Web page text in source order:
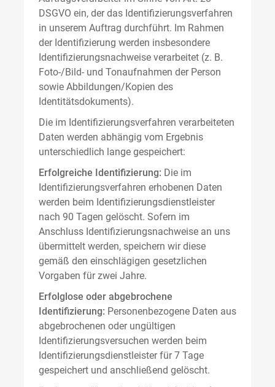
DSGVO ein, der das Identifizierungsverfahren
in unserem Auftrag durchführt. Im Rahmen
der Identifizierung werden insbesondere
Identifizierungsnachweise verarbeitet (z. B.
Foto-/Bild- und Tonaufnahmen der Person
sowie Abbildungen/Kopien des
Identitätsdokuments).
Die im Identifizierungsverfahren verarbeiteten
Daten werden abhängig vom Ergebnis
unterschiedlich lange gespeichert:
Erfolgreiche Identifizierung: Die im
Identifizierungsverfahren erhobenen Daten
werden beim Identifizierungsdienstleister
nach 90 Tagen gelöscht. Sofern im
Anschluss Identifizierungsnachweise an uns
übermittelt werden, speichern wir diese
gemäß den einschlägigen gesetzlichen
Vorgaben für zwei Jahre.
Erfolglose oder abgebrochene
Identifizierung: Personenbezogene Daten aus
abgebrochenen oder ungültigen
Identifizierungsversuchen werden beim
Identifizierungsdienstleister für 7 Tage
gespeichert und anschließend gelöscht.